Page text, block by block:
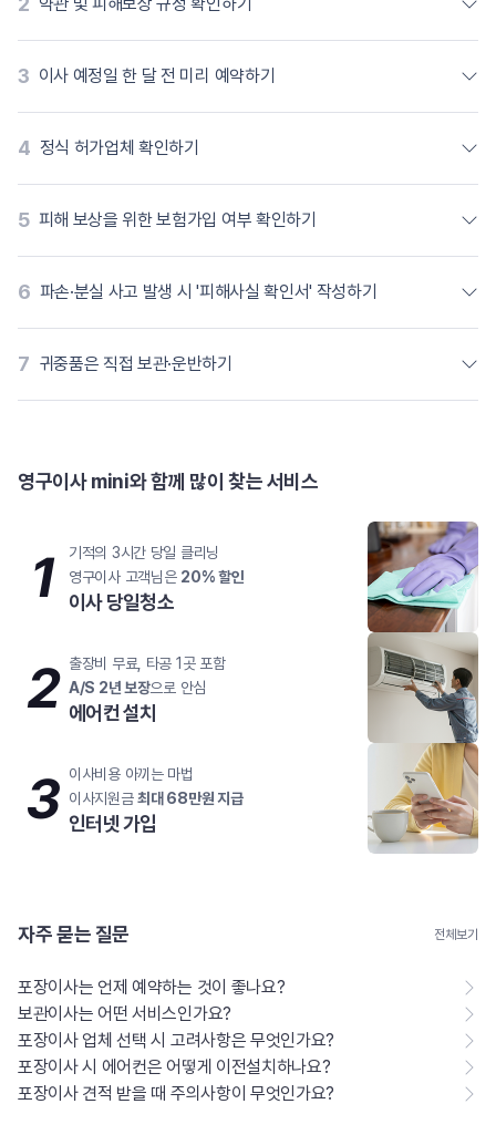
3 이사 예정일 한 달 전 미리 예약하기
4 정식 허가업체 확인하기
5 피해 보상을 위한 보험가입 여부 확인하기
6 파손·분실 사고 발생 시 '피해사실 확인서' 작성하기
7 귀중품은 직접 보관·운반하기
영구이사 mini와 함께 많이 찾는 서비스
1
기적의 3시간 당일 클리닝
영구이사 고객님은 20% 할인
이사 당일청소
2 출장비 무료, 타공 1곳 포함
A/S 2년 보장으로 안심
에어컨 설치
3 이사비용 아끼는 마법
이사지원금최대 68만원 지급
인터넷 가입
자주 묻는 질문
포장이사는 언제 예약하는 것이 좋나요?
보관이사는 어떤 서비스인가요?
포장이사 업체 선택 시 고려사항은 무엇인가요?
포장이사 시 에어컨은 어떻게 이전설치하나요?
포장이사 견적 받을 때 주의사항이 무엇인가요?
전체보기